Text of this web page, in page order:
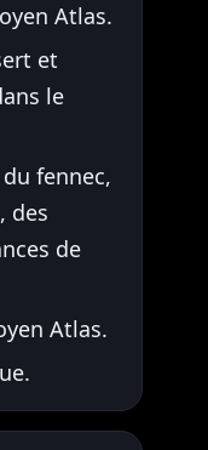
Atlas.
et
le
fennec,
des
de
Atlas.